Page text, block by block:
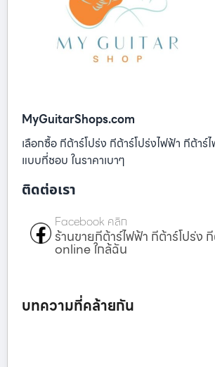
MyGuitarShops.com
เลือกซื้อ กีต้าร์โปร่ง กีต้าร์โปร่งไฟฟ้า กีต้าร์
แบบที่ชอบ ในราคาเบาๆ
ติดต่อเรา
Facebook คลิก
ร้านขายกีต้าร์ไฟฟ้า กีต้าร์โปร่ง
online ใกล้ฉัน
บทความที่คล้ายกัน